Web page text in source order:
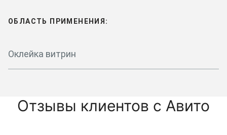
ОБЛАСТЬ ПРИМЕНЕНИЯ:
Оклейка витрин
Отзывы клиентов с Авито